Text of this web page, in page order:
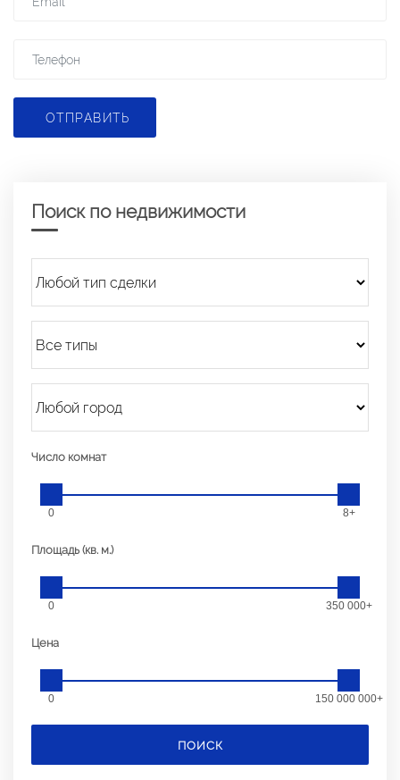
ОТПРАВИТЬ
Поиск по недвижимости
Число комнат
0 8+
Площадь (кв. м.)
0 350 000+
Цена
0 150 000 000+
ПОИСК